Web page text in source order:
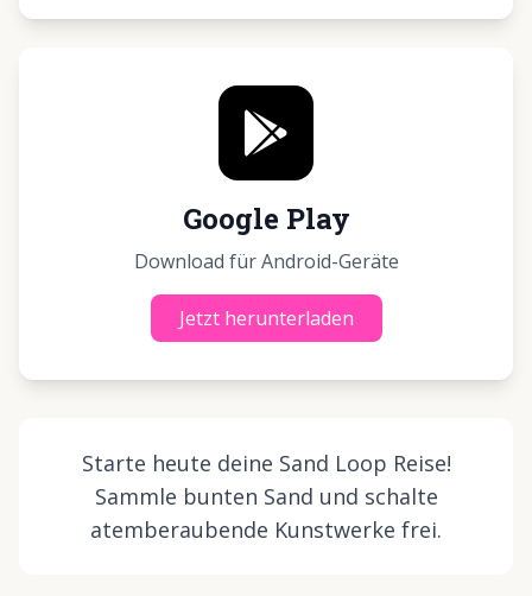
Google Play
Download für Android-Geräte
Jetzt herunterladen
Starte heute deine Sand Loop Reise!
Sammle bunten Sand und schalte
atemberaubende Kunstwerke frei.